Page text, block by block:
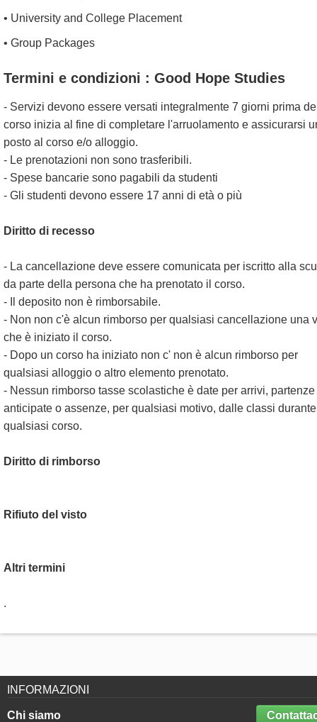
• University and College Placement
• Group Packages
Termini e condizioni : Good Hope Studies
- Servizi devono essere versati integralmente 7 giorni prima
corso inizia al fine di completare l'arruolamento e assicurarsi
posto al corso e/o alloggio.
- Le prenotazioni non sono trasferibili.
- Spese bancarie sono pagabili da studenti
- Gli studenti devono essere 17 anni di età o più
Diritto di recesso
- La cancellazione deve essere comunicata per iscritto alla
da parte della persona che ha prenotato il corso.
- Il deposito non è rimborsabile.
- Non non c'è alcun rimborso per qualsiasi cancellazione una
che è iniziato il corso.
- Dopo un corso ha iniziato non c' non è alcun rimborso per
qualsiasi alloggio o altro elemento prenotato.
- Nessun rimborso tasse scolastiche è date per arrivi, partenze
anticipate o assenze, per qualsiasi motivo, dalle classi durante
qualsiasi corso.
Diritto di rimborso
Rifiuto del visto
Altri termini
.
INFORMAZIONI
Chi siamo